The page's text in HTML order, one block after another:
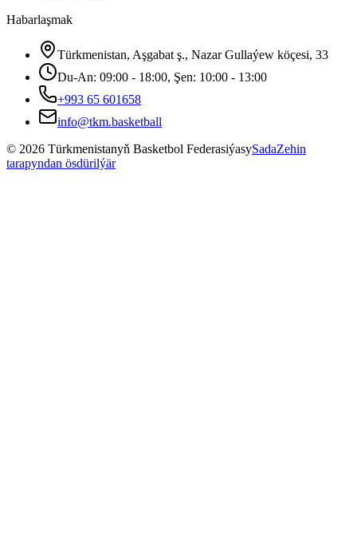
Habarlaşmak
Türkmenistan, Aşgabat ş., Nazar Gullaýew köçesi, 33
Du-An: 09:00 - 18:00, Şen: 10:00 - 13:00
+993 65 601658
info@tkm.basketball
© 2026 Türkmenistanyň Basketbol FederasiýasySadaZehin
tarapyndan ösdürilýär